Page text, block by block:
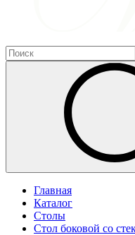
Главная
Каталог
Столы
Стол боковой со